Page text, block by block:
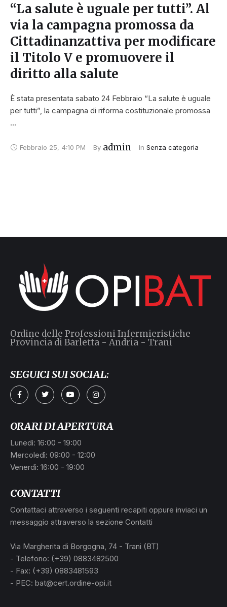
“La salute è uguale per tutti”. Al
via la campagna promossa da
Cittadinanzattiva per modificare
il Titolo V e promuovere il
diritto alla salute
È stata presentata sabato 24 Febbraio “La salute è uguale
per tutti”, la campagna di riforma costituzionale promossa
…
Febbraio 25, 4:10 PM By admin In Senza categoria
CONTATTI
Contattaci attraverso i seguenti recapiti oppure inviaci un
messaggio attraverso la sezione Contatti
Via Margherita di Borgogna, 74 - Trani (BT)
- Telefono: (+39) 0883482500
- Fax: (+39) 0883481593
- PEC: bat@cert.ordine-opi.it
ORARI DI APERTURA
Lunedì: 16:00 - 19:00
Mercoledì: 09:00 - 12:00
Venerdì: 16:00 - 19:00
Ordine delle Professioni Infermieristiche
Provincia di Barletta - Andria - Trani
SEGUICI SUI SOCIAL: